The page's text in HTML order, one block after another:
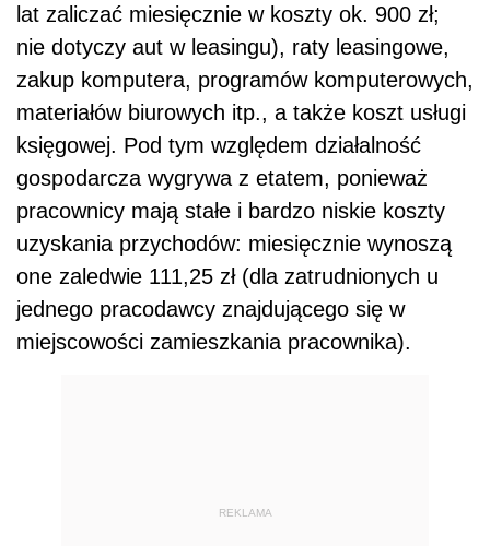
lat zaliczać miesięcznie w koszty ok. 900 zł;
nie dotyczy aut w leasingu), raty leasingowe,
zakup komputera, programów komputerowych,
materiałów biurowych itp., a także koszt usługi
księgowej. Pod tym względem działalność
gospodarcza wygrywa z etatem, ponieważ
pracownicy mają stałe i bardzo niskie koszty
uzyskania przychodów: miesięcznie wynoszą
one zaledwie 111,25 zł (dla zatrudnionych u
jednego pracodawcy znajdującego się w
miejscowości zamieszkania pracownika).
REKLAMA